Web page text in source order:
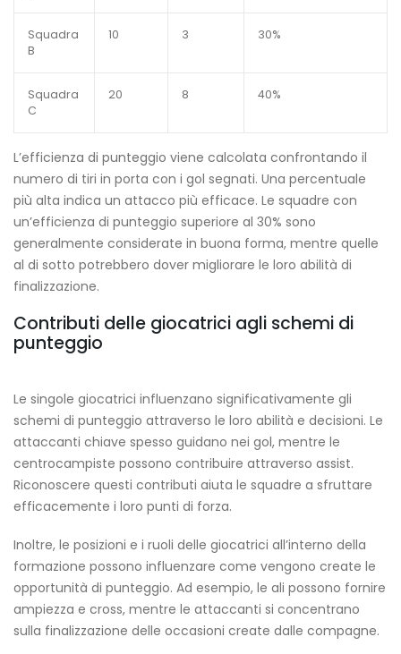
Squadra
B
10 3 30%
Squadra
C
20 8 40%
L’efficienza di punteggio viene calcolata confrontando il
numero di tiri in porta con i gol segnati. Una percentuale
più alta indica un attacco più efficace. Le squadre con
un’efficienza di punteggio superiore al 30% sono
generalmente considerate in buona forma, mentre quelle
al di sotto potrebbero dover migliorare le loro abilità di
finalizzazione.
Contributi delle giocatrici agli schemi di
punteggio
Le singole giocatrici influenzano significativamente gli
schemi di punteggio attraverso le loro abilità e decisioni. Le
attaccanti chiave spesso guidano nei gol, mentre le
centrocampiste possono contribuire attraverso assist.
Riconoscere questi contributi aiuta le squadre a sfruttare
efficacemente i loro punti di forza.
Inoltre, le posizioni e i ruoli delle giocatrici all’interno della
formazione possono influenzare come vengono create le
opportunità di punteggio. Ad esempio, le ali possono fornire
ampiezza e cross, mentre le attaccanti si concentrano
sulla finalizzazione delle occasioni create dalle compagne.